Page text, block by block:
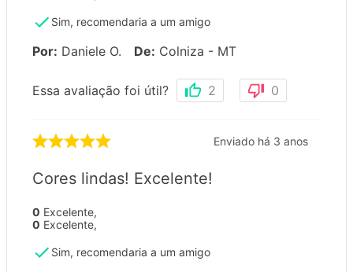
Sim, recomendaria a um amigo
Por: Daniele O. De: Colniza - MT
Essa avaliação foi útil? 2 0
Enviado há 3 anos
Cores lindas! Excelente!
0 Excelente,
0 Excelente,
Sim, recomendaria a um amigo